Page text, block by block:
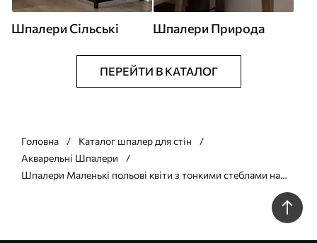
Шпалери Сільські Шпалери Природа
ПЕРЕЙТИ В КАТАЛОГ
Головна
Каталог шпалер для стін
Акварельні Шпалери
Шпалери Маленькі польові квіти з тонкими стеблами на